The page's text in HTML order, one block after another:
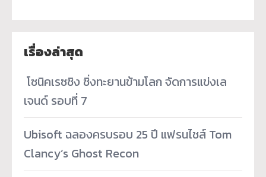
เรื่องล่าสุด
­ โซนิคเรซซิง ซิ่งทะยานข้ามโลก จัดการแข่งเล
เจนด์ รอบที่ 7
Ubisoft ฉลองครบรอบ 25 ปี แฟรนไชส์ Tom
Clancy’s Ghost Recon